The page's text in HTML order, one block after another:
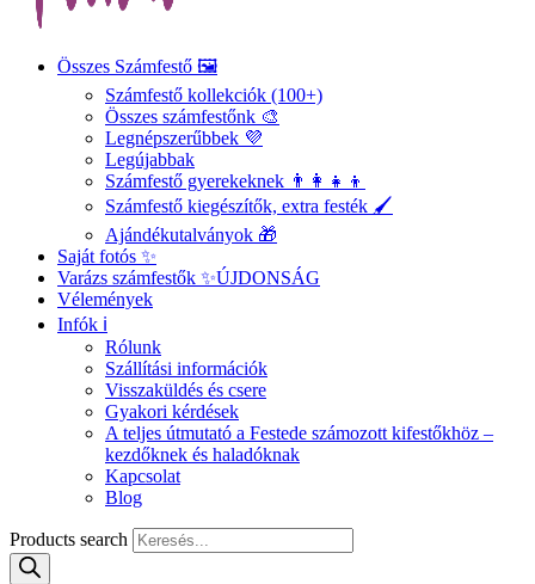
Összes Számfestő 🖼️
Számfestő kollekciók (100+)
Összes számfestőnk 🎨
Legnépszerűbbek 💜
Legújabbak
Számfestő gyerekeknek 👨‍👩‍👧‍👦
Számfestő kiegészítők, extra festék 🖌️
Ajándékutalványok 🎁
Saját fotós ✨
Varázs számfestők ✨ÚJDONSÁG
Vélemények
Infók ℹ️
Rólunk
Szállítási információk
Visszaküldés és csere
Gyakori kérdések
A teljes útmutató a Festede számozott kifestőkhöz –
kezdőknek és haladóknak
Kapcsolat
Blog
Products search